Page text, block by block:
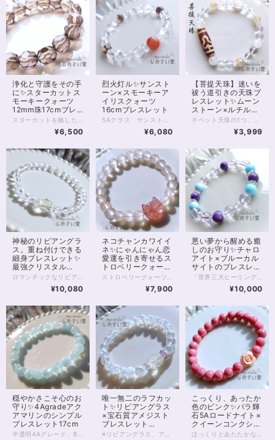
浄化と守護をその手
に✨スターカットス
モーキークォーツ
12mm珠17cmブレ
スレット
¥6,500
烈火灯ル✨サンスト
ーン×スモーキーア
イリスクォーツ
16cmブレスレット
¥6,080
【菩提天珠】迷いを
祓う道引きの天珠ブ
レスレット✨ムーン
ストーン×ルチルク
ォーツ17.5cm
¥3,999
神秘のリビアングラ
ス。重ね付けできる
細身ブレスレット✨
最強クリスタル
17.5cm
¥10,080
ネコチャンカワイイ
ネ✨にゃんにゃん恋
愛運を引き寄せるス
トロベリークォーツ
ブレスレット16cm
¥7,900
悪い夢から醒める癒
しのお守り✨チャロ
アイト×ブルーカル
サイトのブレスレッ
ト15cm
¥10,000
穏やかさこそ心のお
守り✨4Agradeアク
アマリンのシンプル
ブレスレット17cm
唯一無二のラフカッ
ト✨リビアングラス
×宝石質アメジスト
ブレスレット
16.5cm
こっくり、あったか
色のピンク✨バラ輝
石5Aロードナイト×
クイーンコンクシェ
ルブレスレット